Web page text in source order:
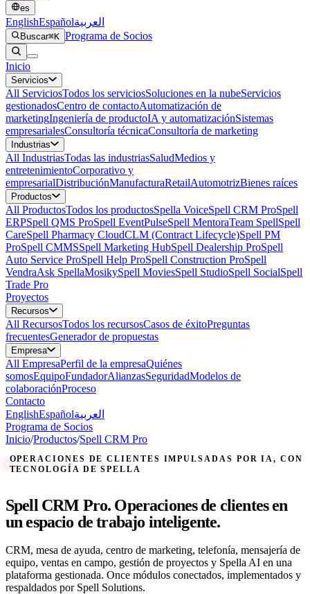
es
EnglishEspañolالعربية
Buscar⌘K Programa de Socios
Inicio
Servicios
All ServiciosTodos los serviciosSoluciones en la nubeServicios
gestionadosCentro de contactoAutomatización de
marketingIngeniería de productoIA y automatizaciónSistemas
empresarialesConsultoría técnicaConsultoría de marketing
Industrias
All IndustriasTodas las industriasSaludMedios y
entretenimientoCorporativo y
empresarialDistribuciónManufacturaRetailAutomotrizBienes raíces
Productos
All ProductosTodos los productosSpella VoiceSpell CRM ProSpell
ERPSpell QMS ProSpell EventPulseSpell MentoraTeam SpellSpell
CareSpell Pharmacy CloudCLM (Contract Lifecycle)Spell PM
ProSpell CMMSSpell Marketing HubSpell Dealership ProSpell
Auto Service ProSpell Help ProSpell Construction ProSpell
VendraAsk SpellaMosikySpell MoviesSpell StudioSpell SocialSpell
Trade Pro
Proyectos
Recursos
All RecursosTodos los recursosCasos de éxitoPreguntas
frecuentesGenerador de propuestas
Empresa
All EmpresaPerfil de la empresaQuiénes
somosEquipoFundadorAlianzasSeguridadModelos de
colaboraciónProceso
Contacto
EnglishEspañolالعربية
Programa de Socios
Inicio/Productos/Spell CRM Pro
OPERACIONES DE CLIENTES IMPULSADAS POR IA, CON
TECNOLOGÍA DE SPELLA
Spell CRM Pro. Operaciones de clientes en
un espacio de trabajo inteligente.
CRM, mesa de ayuda, centro de marketing, telefonía, mensajería de
equipo, ventas en campo, gestión de proyectos y Spella AI en una
plataforma gestionada. Once módulos conectados, implementados y
respaldados por Spell Solutions.